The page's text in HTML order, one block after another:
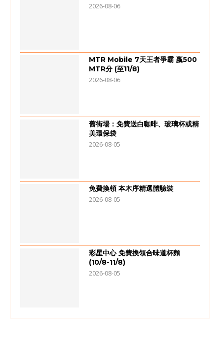
2026-08-06
MTR Mobile 7天王者爭霸 嬴500
MTR分 (至11/8)
2026-08-06
舊街場：免費送白咖啡、玻璃杯或精
美環保袋
2026-08-05
免費換領 本木序精選體驗裝
2026-08-05
彩星中心 免費換領合味道杯麵
(10/8-11/8)
2026-08-05